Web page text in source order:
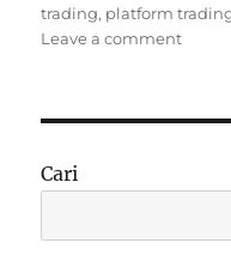
on
trading, platform
Leave a commenton
Era
Cari